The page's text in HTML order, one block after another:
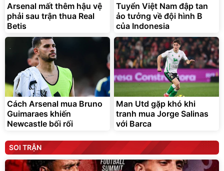
Arsenal mất thêm hậu vệ
phải sau trận thua Real
Betis
Tuyển Việt Nam đập tan
ảo tưởng về đội hình B
của Indonesia
Cách Arsenal mua Bruno
Guimaraes khiến
Newcastle bối rối
Man Utd gặp khó khi
tranh mua Jorge Salinas
với Barca
SOI TRẬN